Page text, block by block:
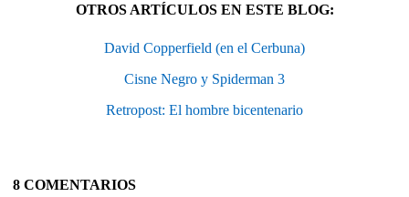
OTROS ARTÍCULOS EN ESTE BLOG:
David Copperfield (en el Cerbuna)
Cisne Negro y Spiderman 3
Retropost: El hombre bicentenario
8 COMENTARIOS